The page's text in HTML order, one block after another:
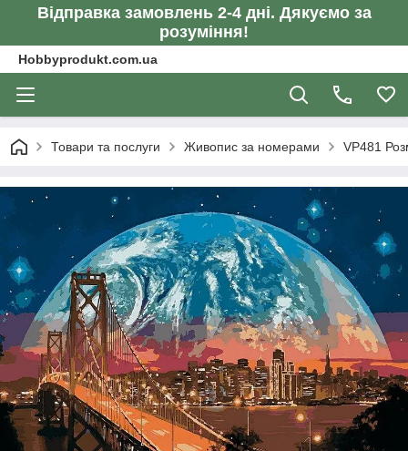
Відправка замовлень 2-4 дні. Дякуємо за
розуміння!
Hobbyprodukt.com.ua
Товари та послуги Живопис за номерами VP481